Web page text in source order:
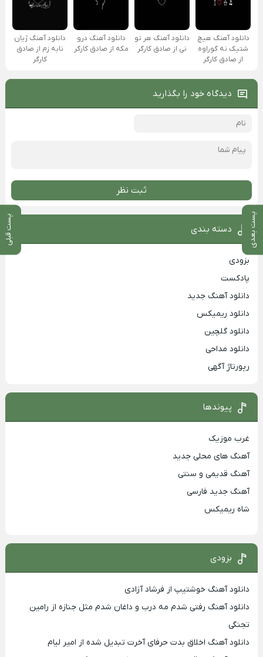
پست بعدی پست قبلی
دانلود آهنگ هیچ
شتیک نه گوراوه
از صادق کارگر
دانلود آهنگ هر تو
نی از صادق کارگر
دانلود آهنگ درو
مکه از صادق کارگر
دانلود آهنگ ژیان
نابه زم از صادق
کارگر
دیدگاه خود را بگذارید
ثبت نظر
دسته بندی
بزودی
پادکست
دانلود آهنگ جدید
دانلود ریمیکس
دانلود گلچین
دانلود مداحی
رپورتاژ آگهی
پیوندها
غرب موزیک
آهنگ های محلی جدید
آهنگ قدیمی و سنتی
آهنگ جدید فارسی
شاه ریمیکس
بزودی
دانلود آهنگ خوشتیپ از فرشاد آزادی
دانلود آهنگ رفتی شدم مه درب و داغان شدم مثل جنازه از رامین
تجنگی
دانلود آهنگ اخلاق بدت حرفای آخرت تبدیل شده از امیر لیام